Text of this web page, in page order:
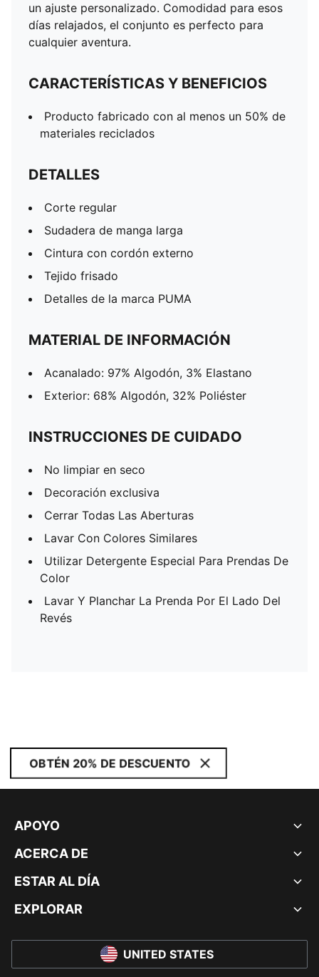
un ajuste personalizado. Comodidad para esos
días relajados, el conjunto es perfecto para
cualquier aventura.
CARACTERÍSTICAS Y BENEFICIOS
Producto fabricado con al menos un 50% de
materiales reciclados
DETALLES
Corte regular
Sudadera de manga larga
Cintura con cordón externo
Tejido frisado
Detalles de la marca PUMA
MATERIAL DE INFORMACIÓN
Acanalado: 97% Algodón, 3% Elastano
Exterior: 68% Algodón, 32% Poliéster
INSTRUCCIONES DE CUIDADO
No limpiar en seco
Decoración exclusiva
Cerrar Todas Las Aberturas
Lavar Con Colores Similares
Utilizar Detergente Especial Para Prendas De
Color
Lavar Y Planchar La Prenda Por El Lado Del
Revés
OBTÉN 20% DE DESCUENTO
APOYO
ACERCA DE
ESTAR AL DÍA
EXPLORAR
UNITED STATES